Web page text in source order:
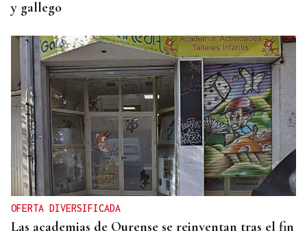
y gallego
OFERTA DIVERSIFICADA
Las academias de Ourense se reinventan tras el fin